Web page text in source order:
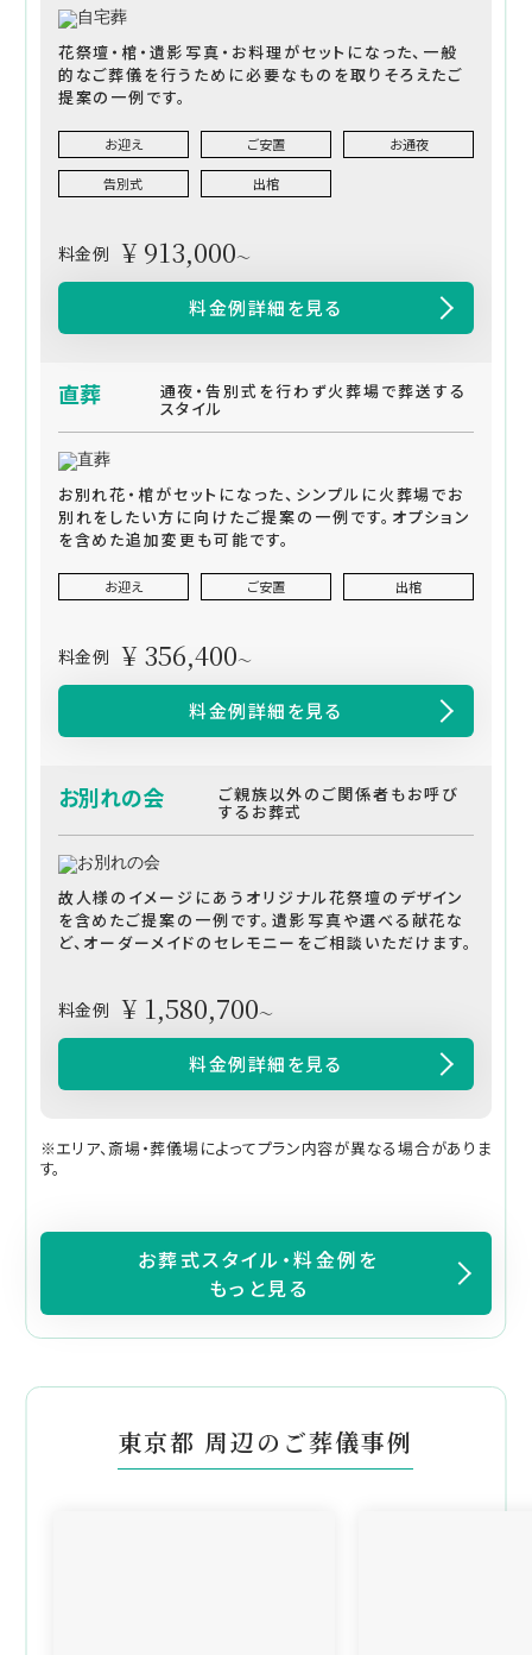
花祭壇・棺・遺影写真・お料理がセットになった、一般
的なご葬儀を行うために必要なものを取りそろえたご
提案の一例です。
お迎え ご安置 お通夜
告別式 出棺
料金例 ¥ 913,000～
料金例詳細を見る
直葬 通夜・告別式を行わず火葬場で葬送する
スタイル
お別れ花・棺がセットになった、シンプルに火葬場でお
別れをしたい方に向けたご提案の一例です。オプション
を含めた追加変更も可能です。
お迎え ご安置 出棺
料金例 ¥ 356,400～
料金例詳細を見る
お別れの会 ご親族以外のご関係者もお呼び
するお葬式
故人様のイメージにあうオリジナル花祭壇のデザイン
を含めたご提案の一例です。遺影写真や選べる献花な
ど、オーダーメイドのセレモニーをご相談いただけます。
料金例 ¥ 1,580,700～
料金例詳細を見る
※エリア、斎場・葬儀場によってプラン内容が異なる場合がありま
す。
お葬式スタイル・料金例を
もっと見る
東京都 周辺のご葬儀事例